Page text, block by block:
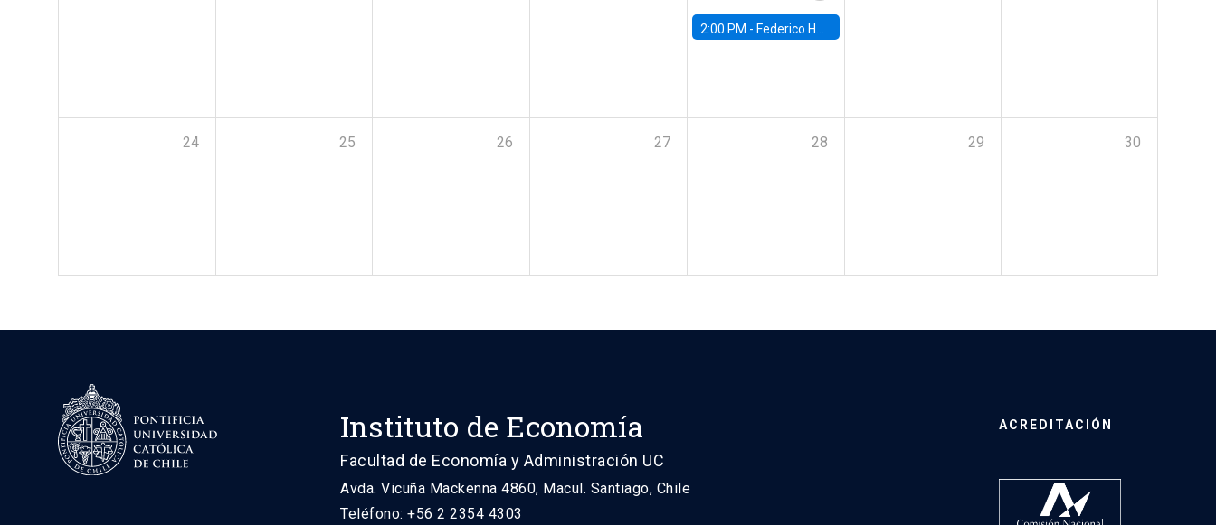
2:00 PM - Federico Huneeus - Banco Central de Chile
24 25 26 27 28 29 30
Instituto de Economía
Facultad de Economía y Administración UC
Avda. Vicuña Mackenna 4860, Macul. Santiago, Chile
Teléfono: +56 2 2354 4303
ACREDITACIÓN